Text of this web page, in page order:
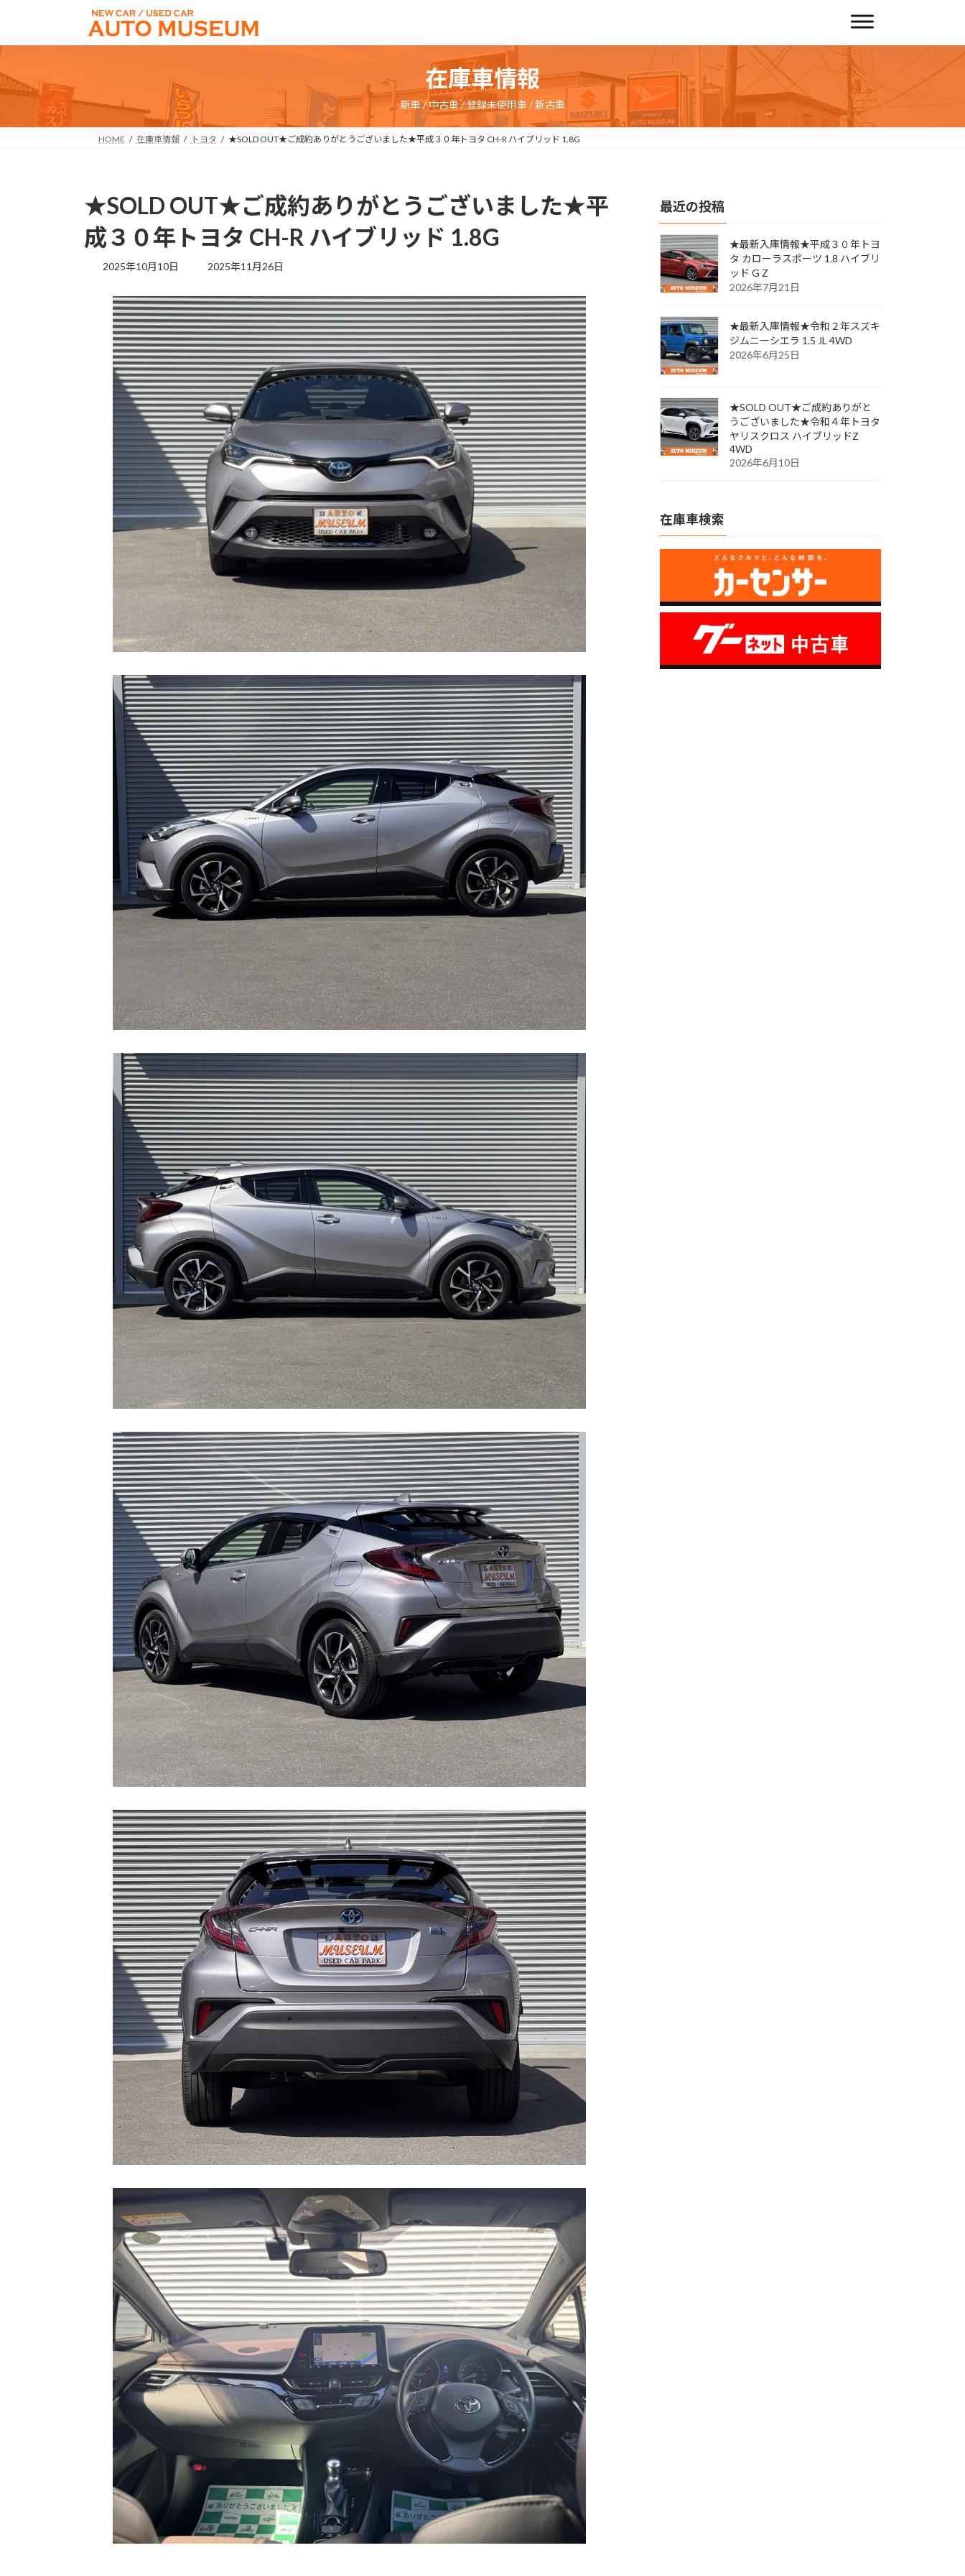
テ
ン
ツ
キ
ゲ
ー
シ
に
在庫車情報
新車 / 中古車 / 登録未使用車 / 新古車
HOME 在庫車情報 トヨタ ★SOLD OUT★ご成約ありがとうございました★平成３０年トヨタ CH-R ハイブリッド 1.8G
★SOLD OUT★ご成約ありがとうございました★平
成３０年トヨタ CH-R ハイブリッド 1.8G
2025年10月10日
最
更
新
日
時
:
2025年11月26日
最近の投稿
★最新入庫情報★平成３０年トヨ
タ カローラスポーツ 1.8 ハイブリ
ッド G Z
2026年7月21日
★最新入庫情報★令和２年スズキ
ジムニーシエラ 1.5 JL 4WD
2026年6月25日
★SOLD OUT★ご成約ありがと
うございました★令和４年トヨタ
ヤリスクロス ハイブリッドZ
4WD
2026年6月10日
在庫車検索